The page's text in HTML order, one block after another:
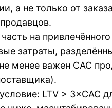
а не только от
на
затраты,
менее важен CAC
LTV > 3×CAC